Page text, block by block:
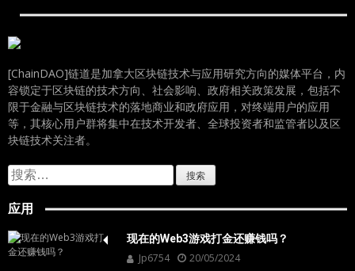
[ChainDAO]链道是加拿大区块链技术与应用研究方向的媒体平台，内
容锁定于区块链的技术方向、社会影响、政府相关政策发展，包括不
限于金融与区块链技术的落地商业和政府应用，对终端用户的应用
等，其核心用户群将集中在技术开发者、全球投资者和监管者以及区
块链技术关注者。
搜
索：
应用
现在的Web3游戏打金还赚钱吗？
Jp6754 20/05/2024